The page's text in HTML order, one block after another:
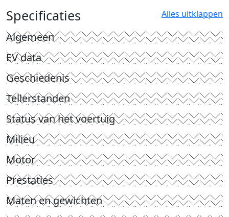
Specificaties Alles uitklappen
Algemeen
EV data
Geschiedenis
Tellerstanden
Status van het voertuig
Milieu
Motor
Prestaties
Maten en gewichten